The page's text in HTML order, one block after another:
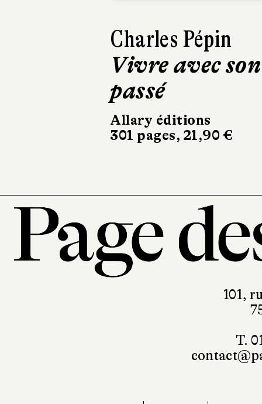
Claire Marin
Être à sa place
Le Livre de Poche
101,
T.